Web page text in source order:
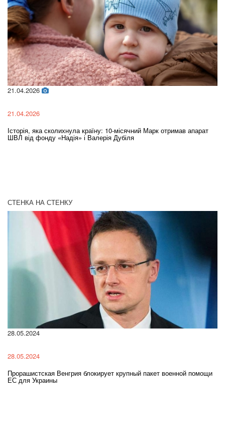
21.04.2026
21.04.2026
Історія, яка сколихнула країну: 10-місячний Марк отримав апарат
ШВЛ від фонду «Надія» і Валерія Дубіля
СТЕНКА НА СТЕНКУ
28.05.2024
28.05.2024
Прорашистская Венгрия блокирует крупный пакет военной помощи
ЕС для Украины